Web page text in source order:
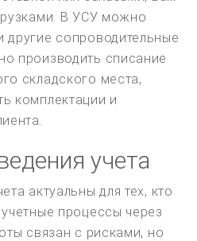
В УСУ можно
другие сопроводительные
производить списание
складского места,
комплектации и
учета
актуальны для тех, кто
процессы через
связан с рисками, но